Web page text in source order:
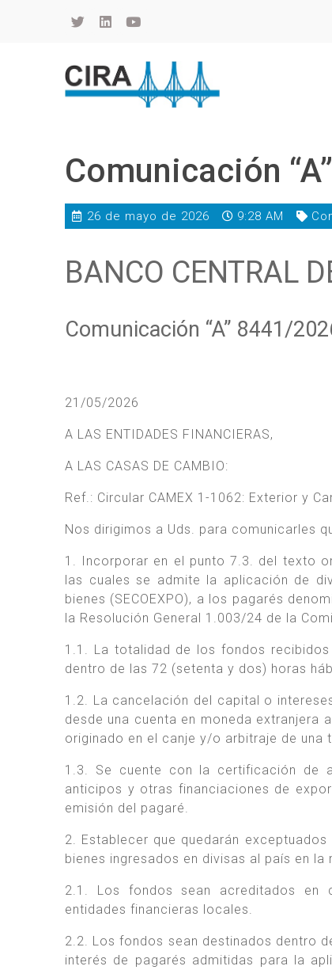
Comunicación
26 de mayo de 2026 9:28 AM
BANCO CENTRAL
Comunicación “A” 8441/
21/05/2026
A LAS ENTIDADES FINANCIERAS,
A LAS CASAS DE CAMBIO:
Ref.: Circular CAMEX 1-1062: Exterior y
Nos dirigimos a Uds. para comunicarles
1. Incorporar en el punto 7.3. del texto
las cuales se admite la aplicación de
bienes (SECOEXPO), a los pagarés
la Resolución General 1.003/24 de la
1.1. La totalidad de los fondos
dentro de las 72 (setenta y dos) horas
1.2. La cancelación del capital o
desde una cuenta en moneda extranjera
originado en el canje y/o arbitraje de
1.3. Se cuente con la certificación de
anticipos y otras financiaciones de
emisión del pagaré.
2. Establecer que quedarán
bienes ingresados en divisas al país en la
2.1. Los fondos sean acreditados en
entidades financieras locales.
2.2. Los fondos sean destinados dentro
interés de pagarés admitidas para la